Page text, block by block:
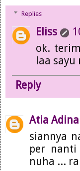
Replies
Eliss
ok.
laa sayu
Reply
Atia Adina
siannya
per
nuha ...